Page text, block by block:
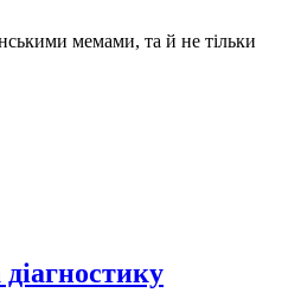
мемами, та й не тільки